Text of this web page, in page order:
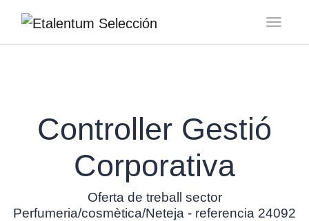
Controller Gestió
Corporativa
Oferta de treball sector
Perfumeria/cosmètica/Neteja - referencia 24092